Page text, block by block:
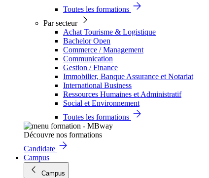
Toutes les formations
Par secteur
Achat Tourisme & Logistique
Bachelor Open
Commerce / Management
Communication
Gestion / Finance
Immobilier, Banque Assurance et Notariat
International Business
Ressources Humaines et Administratif
Social et Environnement
Toutes les formations
Découvre nos formations
Candidate
Campus
Campus